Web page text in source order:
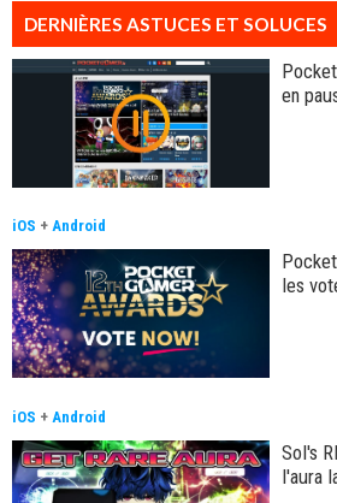
DERNIÈRES ASTUCES ET SOLUCES
en
iOS + Android
les
iOS + Android
Sol's
l'aura